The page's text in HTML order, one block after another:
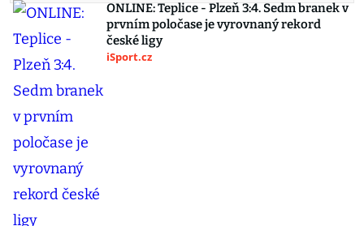
ONLINE: Teplice - Plzeň 3:4. Sedm branek v
prvním poločase je vyrovnaný rekord
české ligy
iSport.cz